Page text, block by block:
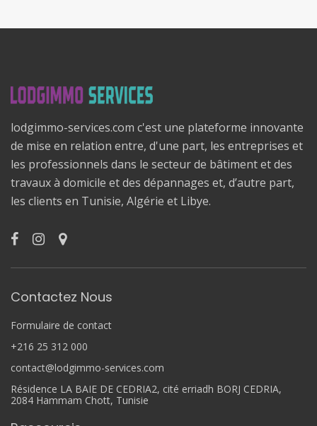
lodgimmo-services.com c'est une plateforme innovante
de mise en relation entre, d'une part, les entreprises et
les professionnels dans le secteur de bâtiment et des
travaux à domicile et des dépannages et, d’autre part,
les clients en Tunisie, Algérie et Libye.
Contactez Nous
Formulaire de contact
+216 25 312 000
contact@lodgimmo-services.com
Résidence LA BAIE DE CEDRIA2, cité erriadh BORJ CEDRIA,
2084 Hammam Chott, Tunisie